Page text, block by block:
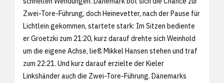
Zwei-Tore-Führung, doch Heinevetter, nach der Pause für
Lichtlein gekommen, startete stark: Im Sitzen bediente
er Groetzki zum 21:20, kurz darauf drehte sich Weinhold
um die eigene Achse, ließ Mikkel Hansen stehen und traf
zum 22:21. Und kurz darauf erzielte der Kieler
Linkshänder auch die Zwei-Tore-Führung. Dänemarks